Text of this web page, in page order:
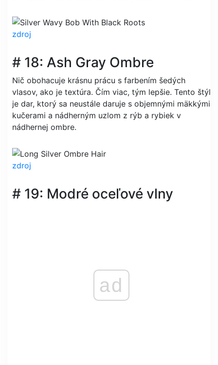
zdroj
# 18: Ash Gray Ombre
Nič obohacuje krásnu prácu s farbením šedých
vlasov, ako je textúra. Čím viac, tým lepšie. Tento štýl
je dar, ktorý sa neustále daruje s objemnými mäkkými
kučerami a nádherným uzlom z rýb a rybiek v
nádhernej ombre.
zdroj
# 19: Modré oceľové vlny
ad